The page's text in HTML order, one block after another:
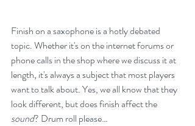
Finish on a saxophone is a hotly debated
topic. Whether it's on the internet forums or
phone calls in the shop where we discuss it at
length, it's always a subject that most players
want to talk about. Yes, we all know that they
look different, but does finish affect the
sound? Drum roll please…